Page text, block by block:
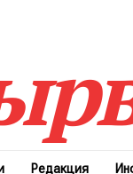
Редакция